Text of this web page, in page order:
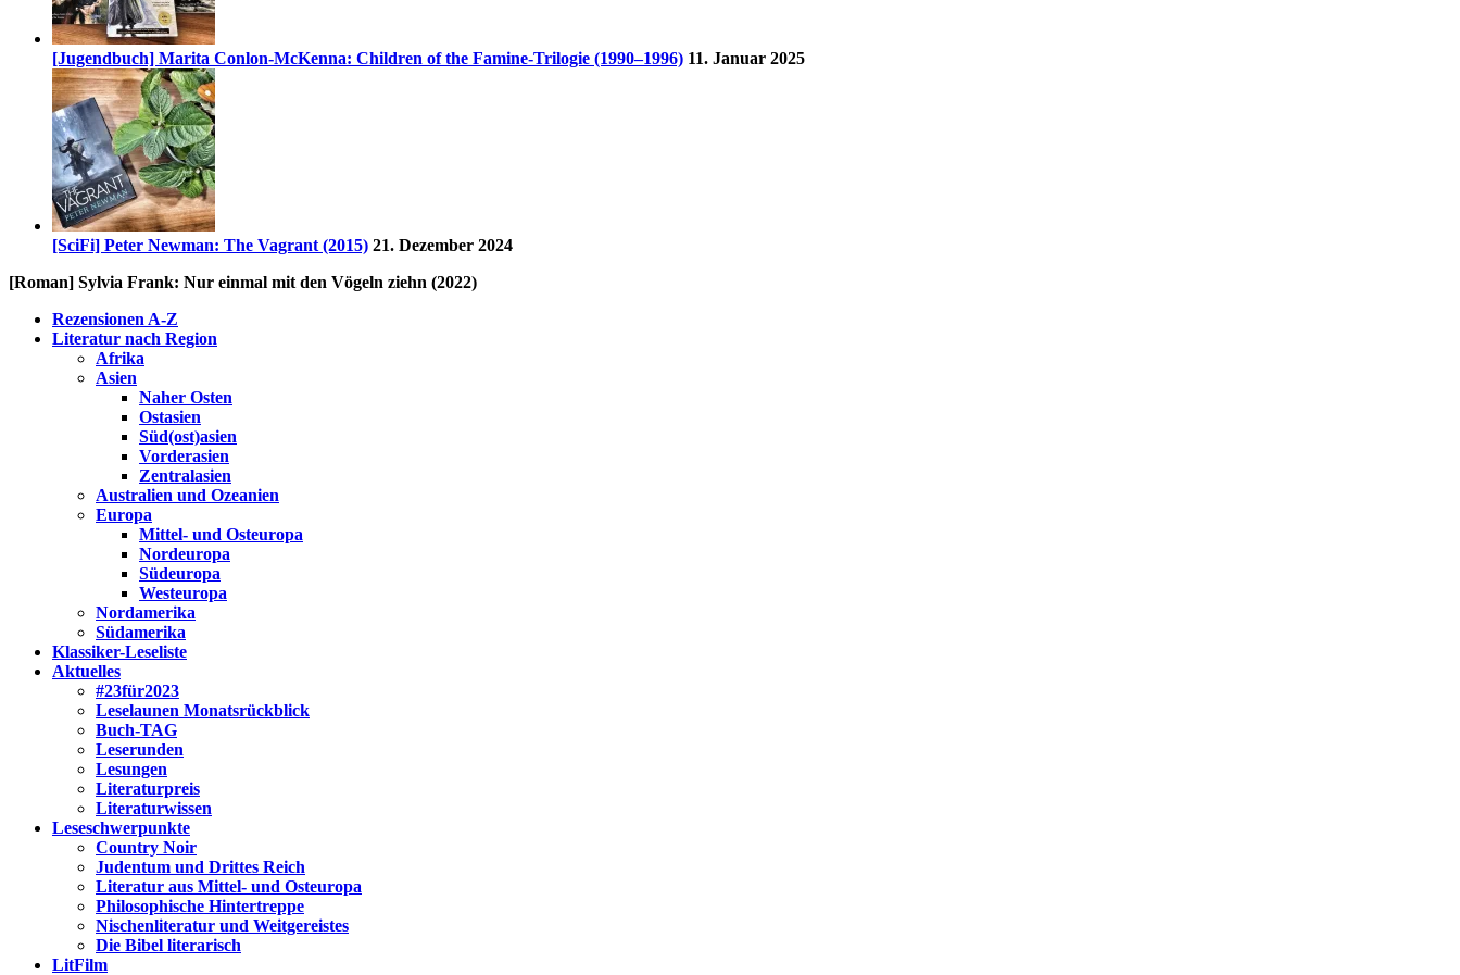
[Jugendbuch] Marita Conlon-McKenna: Children of the Famine-Trilogie (1990–1996) 11. Januar 2025
[SciFi] Peter Newman: The Vagrant (2015) 21. Dezember 2024
[Roman] Sylvia Frank: Nur einmal mit den Vögeln ziehn (2022)
Rezensionen A-Z
Literatur nach Region
Afrika
Asien
Naher Osten
Ostasien
Süd(ost)asien
Vorderasien
Zentralasien
Australien und Ozeanien
Europa
Mittel- und Osteuropa
Nordeuropa
Südeuropa
Westeuropa
Nordamerika
Südamerika
Klassiker-Leseliste
Aktuelles
#23für2023
Leselaunen Monatsrückblick
Buch-TAG
Leserunden
Lesungen
Literaturpreis
Literaturwissen
Leseschwerpunkte
Country Noir
Judentum und Drittes Reich
Literatur aus Mittel- und Osteuropa
Philosophische Hintertreppe
Nischenliteratur und Weitgereistes
Die Bibel literarisch
LitFilm